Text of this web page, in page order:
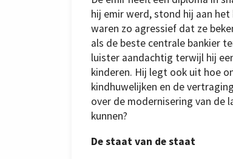
hij emir werd, stond hij aan
waren zo agressief dat ze
als de beste centrale bankier
luister aandachtig terwijl hij
kinderen. Hij legt ook uit hoe
kindhuwelijken en de
over de modernisering van de
kunnen?
De staat van de staat